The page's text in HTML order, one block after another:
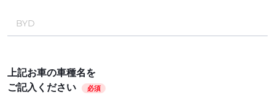
上記お車の車種名を
ご記入ください
必須